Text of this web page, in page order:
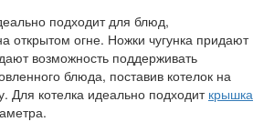
подходит для блюд,
открытом огне. Ножки чугунка придают
возможность поддерживать
блюда, поставив котелок на
Для котелка идеально подходит крышка